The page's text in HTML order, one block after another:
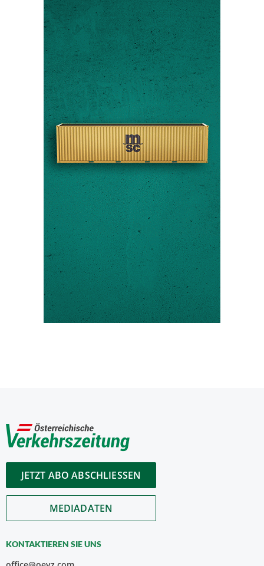
JETZT ABO ABSCHLIESSEN
MEDIADATEN
KONTAKTIEREN SIE UNS